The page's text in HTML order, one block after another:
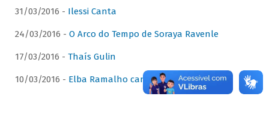
31/03/2016 - Ilessi Canta
24/03/2016 - O Arco do Tempo de Soraya Ravenle
17/03/2016 - Thaís Gulin
10/03/2016 - Elba Ramalho canta Dominguinhos